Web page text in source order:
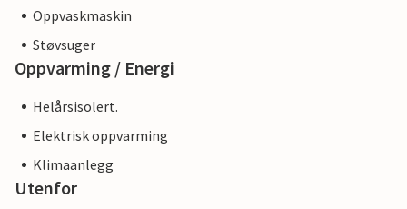
Oppvaskmaskin
Støvsuger
Oppvarming / Energi
Helårsisolert.
Elektrisk oppvarming
Klimaanlegg
Utenfor